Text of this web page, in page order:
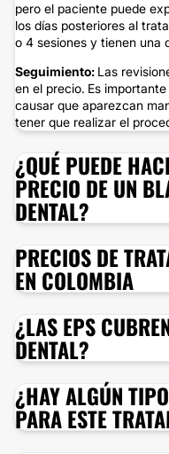
pero el paciente puede
los días posteriores al
o 4 sesiones y tienen una
Seguimiento: Las
en el precio. Es
causar que aparezcan
tener que realizar el
¿QUÉ PUEDE
PRECIO DE UN
DENTAL?
PRECIOS DE
EN COLOMBIA
¿LAS EPS
DENTAL?
¿HAY ALGÚN
PARA ESTE